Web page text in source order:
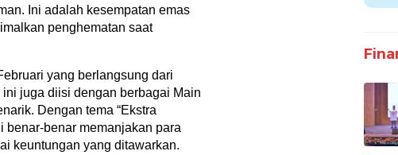
Ini adalah kesempatan emas
penghematan saat
yang berlangsung dari
juga diisi dengan berbagai Main
Dengan tema “Ekstra
benar-benar memanjakan para
keuntungan yang ditawarkan.